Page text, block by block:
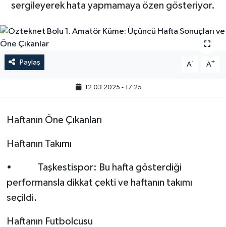
sergileyerek hata yapmamaya özen gösteriyor.
Paylaş A- A+
12.03.2025 - 17:25
Haftanın Öne Çıkanları
Haftanın Takımı
• Taşkestispor: Bu hafta gösterdiği
performansla dikkat çekti ve haftanın takımı
seçildi.
Haftanın Futbolcusu